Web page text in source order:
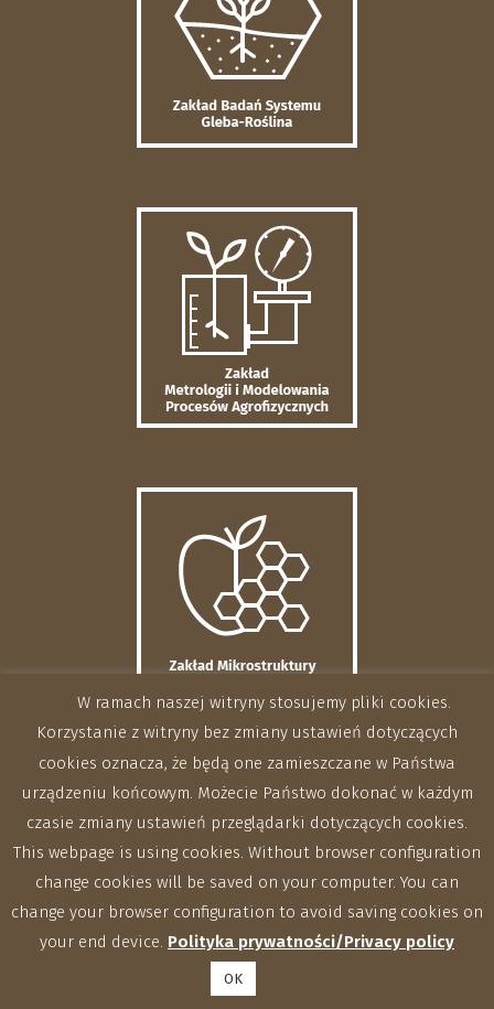
W ramach naszej witryny stosujemy pliki cookies.
Korzystanie z witryny bez zmiany ustawień dotyczących
cookies oznacza, że będą one zamieszczane w Państwa
urządzeniu końcowym. Możecie Państwo dokonać w każdym
czasie zmiany ustawień przeglądarki dotyczących cookies.
This webpage is using cookies. Without browser configuration
change cookies will be saved on your computer. You can
change your browser configuration to avoid saving cookies on
your end device. Polityka prywatności/Privacy policy
OK